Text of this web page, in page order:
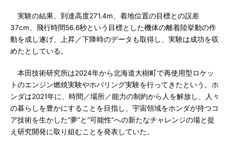
実験の結果、到達高度271.4m、着地位置の目標との誤差
37cm、飛行時間56.6秒という目標とした機体の離着陸挙動の作
動を成し遂げ、上昇／下降時のデータも取得し、実験は成功を収
めたとしている。
本田技術研究所は2024年から北海道大樹町で再使用型ロケッ
トのエンジン燃焼実験やホバリング実験を行ってきたという。ホ
ンダは2021年に、時間／場所／能力の制約から人を解放し、人々
の暮らしを豊かにすることを目指し、宇宙領域をホンダが持つコ
ア技術を生かした“夢”と“可能性”への新たなチャレンジの場と捉
え研究開発に取り組むことを発表していた。